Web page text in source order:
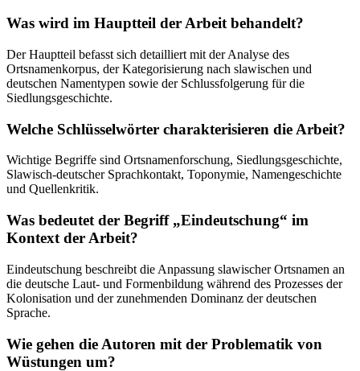
Was wird im Hauptteil der Arbeit behandelt?
Der Hauptteil befasst sich detailliert mit der Analyse des
Ortsnamenkorpus, der Kategorisierung nach slawischen und
deutschen Namentypen sowie der Schlussfolgerung für die
Siedlungsgeschichte.
Welche Schlüsselwörter charakterisieren die Arbeit?
Wichtige Begriffe sind Ortsnamenforschung, Siedlungsgeschichte,
Slawisch-deutscher Sprachkontakt, Toponymie, Namengeschichte
und Quellenkritik.
Was bedeutet der Begriff „Eindeutschung“ im
Kontext der Arbeit?
Eindeutschung beschreibt die Anpassung slawischer Ortsnamen an
die deutsche Laut- und Formenbildung während des Prozesses der
Kolonisation und der zunehmenden Dominanz der deutschen
Sprache.
Wie gehen die Autoren mit der Problematik von
Wüstungen um?